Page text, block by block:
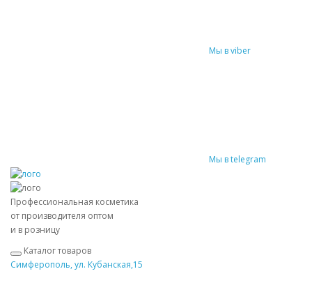
Мы в viber
Мы в telegram
Профессиональная косметика
от производителя оптом
и в розницу
Каталог товаров
Симферополь, ул. Кубанская,15